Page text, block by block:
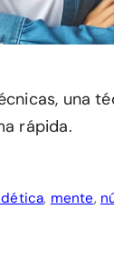
una
rápida.
, mente,